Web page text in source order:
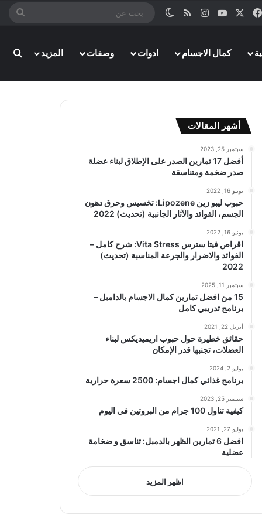
فيسبوك ‫YouTubeانستقرامملخص الموقع RSS
الوضع المظلم
بحث
كمال الاجسام ادوات وصفات المزيد
أشهر المقالات
سبتمبر 25, 2023
أفضل 17 تمارين الصدر على الإطلاق لبناء عضلة
صدر ضخمة ومتناسقة
يونيو 16, 2022
حبوب ليبو زين Lipozene: تخسيس وحرق دهون
الجسم، الفوائد والآثار الجانبية (تحديث) 2022
يونيو 16, 2022
اقراص فيتا سترس Vita Stress: شرح كامل –
الفوائد والاضرار والجرعة المناسبة (تحديث)
2022
سبتمبر 11, 2025
15 من افضل تمارين كمال الاجسام بالدامبل –
برنامج تدريبي كامل
أبريل 22, 2021
حقائق خطيرة حول حبوب اريميديكس لبناء
العضلات، تجنبها قدر الإمكان
يوليو 2, 2024
برنامج غذائي كمال اجسام: 2500 سعرة حرارية
سبتمبر 25, 2023
كيفية تناول 100 جرام من البروتين في اليوم
يوليو 27, 2021
افضل 6 تمارين الظهر بالدمبل: تناسق و ضخامة
عضلية
اظهر المزيد